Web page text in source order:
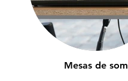
Mesas de som